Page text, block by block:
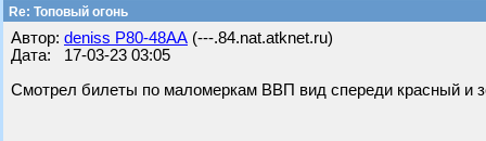
Re: Топовый огонь
Автор: deniss Р80-48АА (---.84.nat.atknet.ru)
Дата: 17-03-23 03:05
Смотрел билеты по маломеркам ВВП вид спереди красный и